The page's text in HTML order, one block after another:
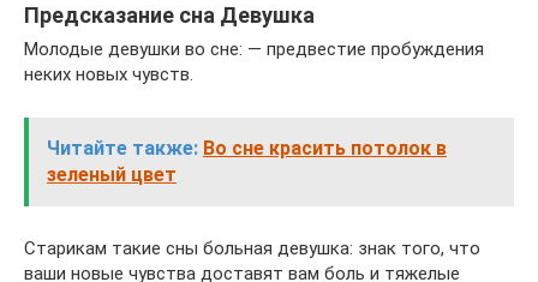
Предсказание сна Девушка
Молодые девушки во сне: — предвестие пробуждения
неких новых чувств.
Читайте также: Во сне красить потолок в
зеленый цвет
Старикам такие сны больная девушка: знак того, что
ваши новые чувства доставят вам боль и тяжелые